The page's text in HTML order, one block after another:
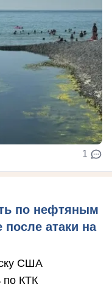
1
по нефтяным
атаки на
США
по КТК